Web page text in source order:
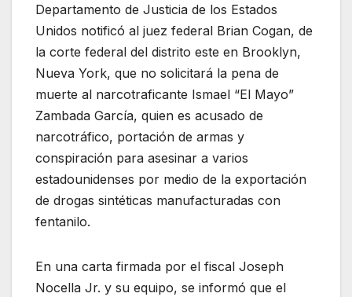
Departamento de Justicia de los Estados
Unidos notificó al juez federal Brian Cogan, de
la corte federal del distrito este en Brooklyn,
Nueva York, que no solicitará la pena de
muerte al narcotraficante Ismael “El Mayo”
Zambada García, quien es acusado de
narcotráfico, portación de armas y
conspiración para asesinar a varios
estadounidenses por medio de la exportación
de drogas sintéticas manufacturadas con
fentanilo.
En una carta firmada por el fiscal Joseph
Nocella Jr. y su equipo, se informó que el